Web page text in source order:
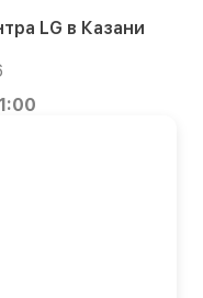
LG в Казани